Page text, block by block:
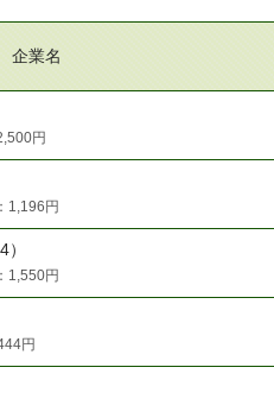
企業名
円
1,196円
）
1,550円
円